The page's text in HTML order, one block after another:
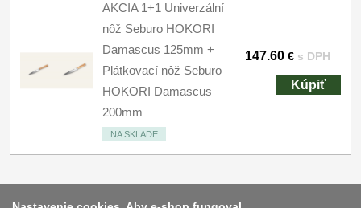
AKCIA 1+1 Univerzální
nôž Seburo HOKORI
Damascus 125mm +
Plátkovací nôž Seburo
HOKORI Damascus
200mm
NA SKLADE
147.60 € s DPH
Kúpiť